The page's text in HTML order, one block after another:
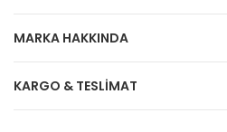
MARKA HAKKINDA
KARGO & TESLIMAT